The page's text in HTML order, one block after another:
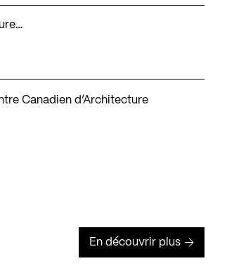
Canadien d’Architecture
En découvrir plus